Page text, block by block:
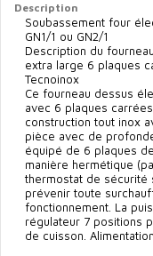
Description
Soubassement four
GN1/1 ou GN2/1
Description du
extra large 6 plaques
Tecnoinox
Ce fourneau dessus
avec 6 plaques
construction tout inox
pièce avec de
équipé de 6 plaques
manière hermétique
thermostat de sécurité
prévenir toute
fonctionnement. La
régulateur 7 positions
de cuisson.